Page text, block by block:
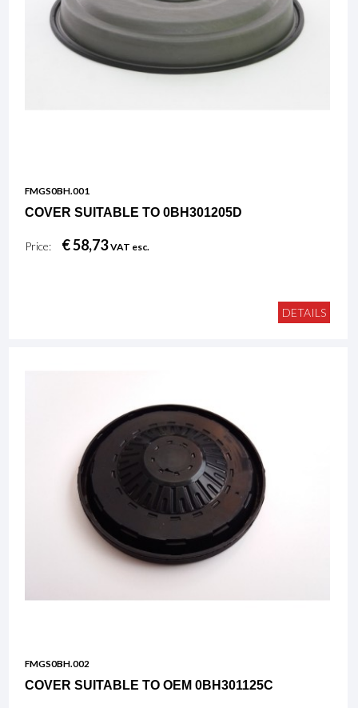
FMGS0BH.001
COVER SUITABLE TO 0BH301205D
Price: € 58,73VAT esc.
DETAILS
FMGS0BH.002
COVER SUITABLE TO OEM 0BH301125C